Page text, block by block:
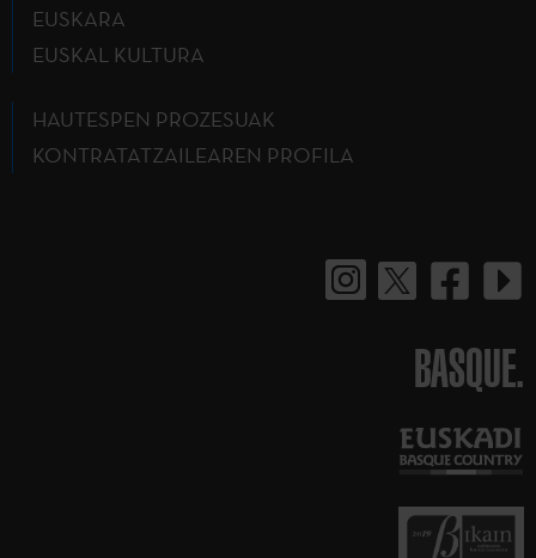
EUSKARA
EUSKAL KULTURA
HAUTESPEN PROZESUAK
KONTRATATZAILEAREN PROFILA
BASQUE.